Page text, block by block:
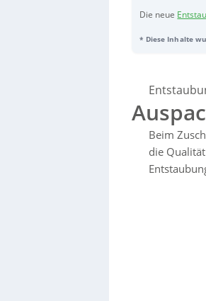
Die neue
reduzieren. Sie
Arbeitsplatz.
* Diese Inhalte
Beim
die